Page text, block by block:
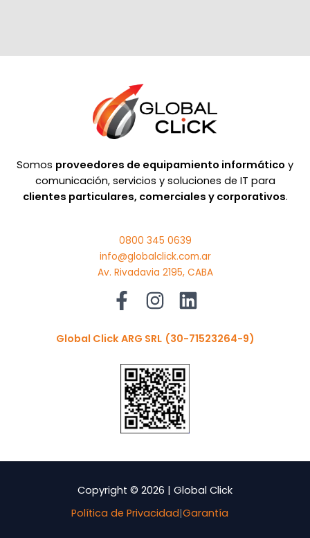
Somos proveedores de equipamiento informático y
comunicación, servicios y soluciones de IT para
clientes particulares, comerciales y corporativos.
0800 345 0639
info@globalclick.com.ar
Av. Rivadavia 2195, CABA
Global Click ARG SRL (30-71523264-9)
Copyright © 2026 | Global Click
Política de Privacidad|Garantía